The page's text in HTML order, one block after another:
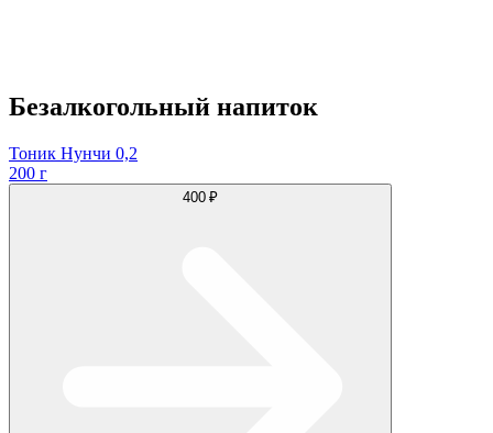
Безалкогольный напиток
Тоник Нунчи 0,2
200 г
400 ₽